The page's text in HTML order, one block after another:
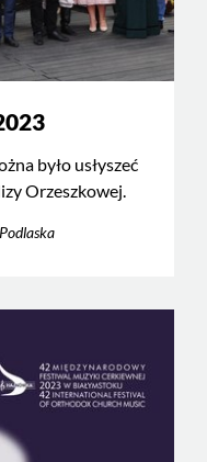
było usłyszeć
Orzeszkowej.